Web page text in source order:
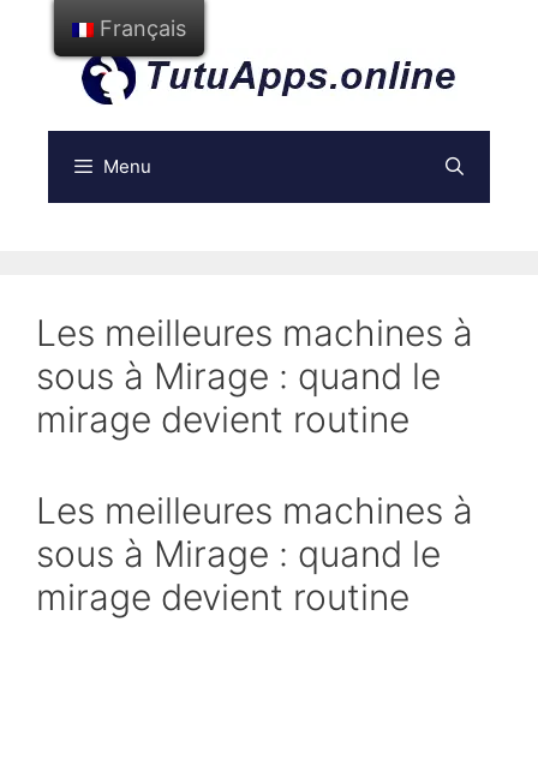
contenu
Menu
Les meilleures machines à
sous à Mirage : quand le
mirage devient routine
Les meilleures machines à
sous à Mirage : quand le
mirage devient routine
Français